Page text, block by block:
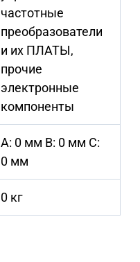
частотные
преобразователи
и их ПЛАТЫ,
прочие
электронные
компоненты
A: 0 мм B: 0 мм C:
0 мм
0 кг